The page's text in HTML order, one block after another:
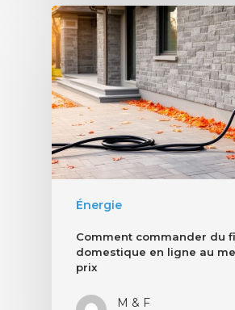
Énergie
Comment commander du
domestique en ligne au
prix
M & F